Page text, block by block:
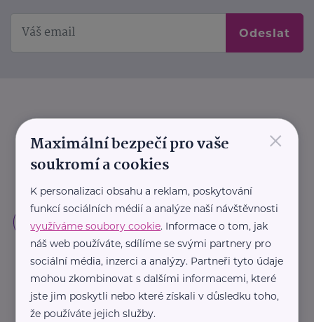
Odeslat
×
Maximální bezpečí pro vaše
soukromí a cookies
K personalizaci obsahu a reklam, poskytování
funkcí sociálních médií a analýze naší návštěvnosti
využíváme soubory cookie. Informace o tom, jak
náš web používáte, sdílíme se svými partnery pro
sociální média, inzerci a analýzy. Partneři tyto údaje
mohou zkombinovat s dalšími informacemi, které
jste jim poskytli nebo které získali v důsledku toho,
že používáte jejich služby.